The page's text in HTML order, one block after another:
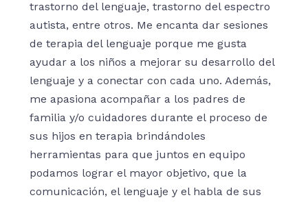
trastorno del lenguaje, trastorno del espectro
autista, entre otros. Me encanta dar sesiones
de terapia del lenguaje porque me gusta
ayudar a los niños a mejorar su desarrollo del
lenguaje y a conectar con cada uno. Además,
me apasiona acompañar a los padres de
familia y/o cuidadores durante el proceso de
sus hijos en terapia brindándoles
herramientas para que juntos en equipo
podamos lograr el mayor objetivo, que la
comunicación, el lenguaje y el habla de sus